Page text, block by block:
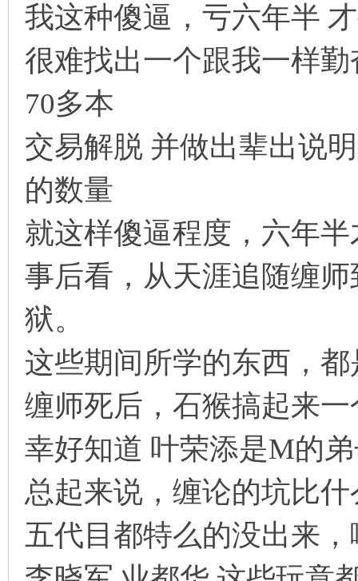
我这种傻逼，亏六年半
很难找出一个跟我一样
70多本
交易解脱 并做出辈出说
的数量
就这样傻逼程度，六年
事后看，从天涯追随缠
狱。
这些期间所学的东西，都
缠师死后，石猴搞起来
幸好知道 叶荣添是M的
总起来说，缠论的坑比
五代目都特么的没出来